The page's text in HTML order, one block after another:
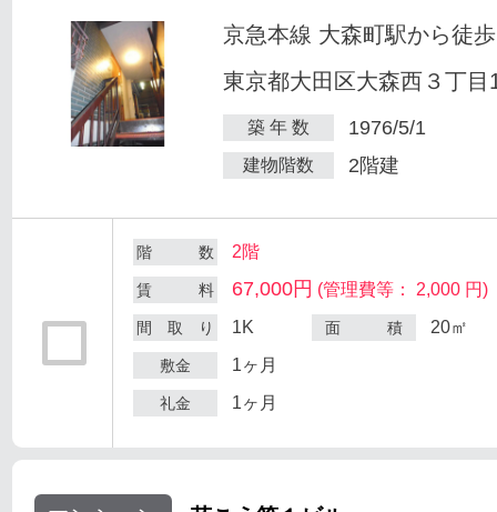
京急本線 大森町駅から徒
東京都大田区大森西３丁目
築 年 数 1976/5/1
建物階数 2階建
階 数 2階
賃 料 67,000円 (管理費等： 2,000 円)
間 取 り 1K 面 積 20㎡
敷金 1ヶ月
礼金 1ヶ月